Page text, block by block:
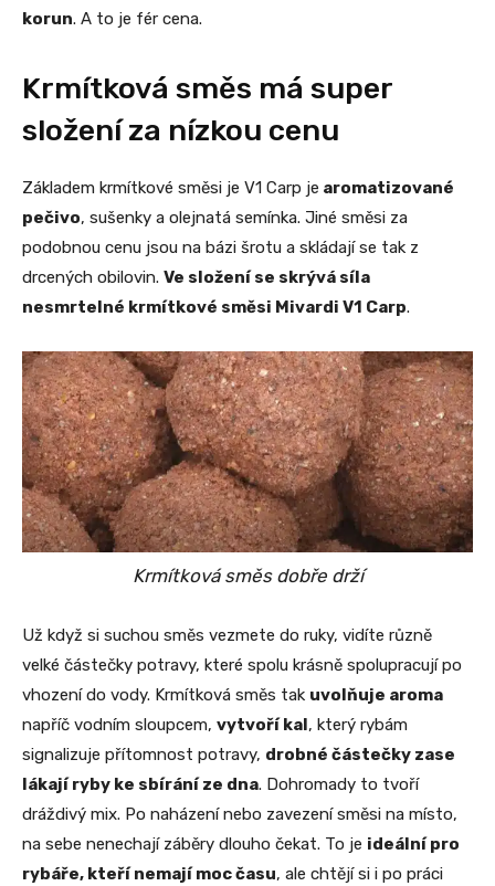
korun. A to je fér cena.
Krmítková směs má super
složení za nízkou cenu
Základem krmítkové směsi je V1 Carp je aromatizované
pečivo, sušenky a olejnatá semínka. Jiné směsi za
podobnou cenu jsou na bázi šrotu a skládají se tak z
drcených obilovin. Ve složení se skrývá síla
nesmrtelné krmítkové směsi Mivardi V1 Carp.
Krmítková směs dobře drží
Už když si suchou směs vezmete do ruky, vidíte různě
velké částečky potravy, které spolu krásně spolupracují po
vhození do vody. Krmítková směs tak uvolňuje aroma
napříč vodním sloupcem, vytvoří kal , který rybám
signalizuje přítomnost potravy, drobné částečky zase
lákají ryby ke sbírání ze dna. Dohromady to tvoří
dráždivý mix. Po naházení nebo zavezení směsi na místo,
na sebe nenechají záběry dlouho čekat. To je ideální pro
rybáře, kteří nemají moc času, ale chtějí si i po práci